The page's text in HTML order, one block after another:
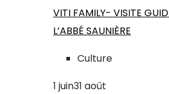
VITI FAMILY- VISITE
L’ABBÉ SAUNIÈRE
Culture
1 juin31 août